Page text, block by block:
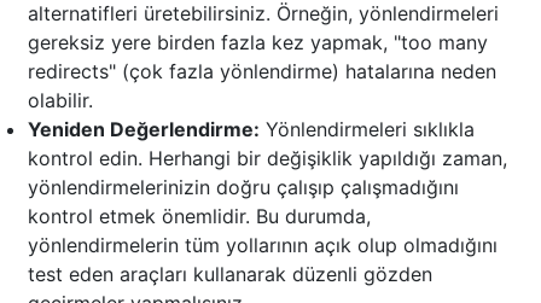
alternatifleri üretebilirsiniz. Örneğin, yönlendirmeleri
gereksiz yere birden fazla kez yapmak, "too many
redirects" (çok fazla yönlendirme) hatalarına neden
olabilir.
Yeniden Değerlendirme: Yönlendirmeleri sıklıkla
kontrol edin. Herhangi bir değişiklik yapıldığı zaman,
yönlendirmelerinizin doğru çalışıp çalışmadığını
kontrol etmek önemlidir. Bu durumda,
yönlendirmelerin tüm yollarının açık olup olmadığını
test eden araçları kullanarak düzenli gözden